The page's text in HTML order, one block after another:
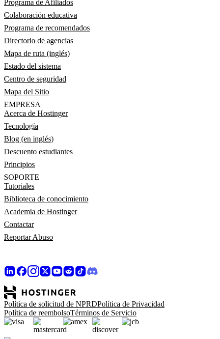
Programa de Afiliados
Colaboración educativa
Programa de recomendados
Directorio de agencias
Mapa de ruta (inglés)
Estado del sistema
Centro de seguridad
Mapa del Sitio
EMPRESA
Acerca de Hostinger
Tecnología
Blog (en inglés)
Descuento estudiantes
Principios
SOPORTE
Tutoriales
Biblioteca de conocimiento
Academia de Hostinger
Contactar
Reportar Abuso
Política de solicitud de NPRDPolítica de Privacidad
Política de reembolsoTérminos de Servicio